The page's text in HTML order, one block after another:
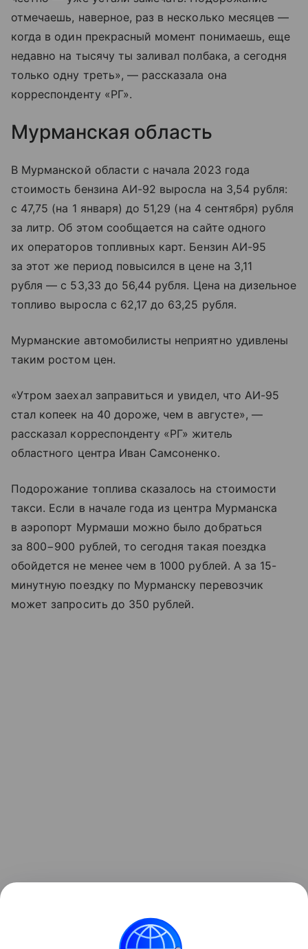
отмечаешь, наверное, раз в несколько месяцев —
когда в один прекрасный момент понимаешь, еще
недавно на тысячу ты заливал полбака, а сегодня
только одну треть», — рассказала она
корреспонденту «РГ».
Мурманская область
В Мурманской области с начала 2023 года
стоимость бензина АИ-92 выросла на 3,54 рубля:
с 47,75 (на 1 января) до 51,29 (на 4 сентября) рубля
за литр. Об этом сообщается на сайте одного
их операторов топливных карт. Бензин АИ-95
за этот же период повысился в цене на 3,11
рубля — с 53,33 до 56,44 рубля. Цена на дизельное
топливо выросла с 62,17 до 63,25 рубля.
Мурманские автомобилисты неприятно удивлены
таким ростом цен.
«Утром заехал заправиться и увидел, что АИ-95
стал копеек на 40 дороже, чем в августе», —
рассказал корреспонденту «РГ» житель
областного центра Иван Самсоненко.
Подорожание топлива сказалось на стоимости
такси. Если в начале года из центра Мурманска
в аэропорт Мурмаши можно было добраться
за 800−900 рублей, то сегодня такая поездка
обойдется не менее чем в 1000 рублей. А за 15-
минутную поездку по Мурманску перевозчик
может запросить до 350 рублей.
Юлия Крымова (Симферополь), Алексей Михайлов
(Мурманск), Алексей Федореев (Красноярск),